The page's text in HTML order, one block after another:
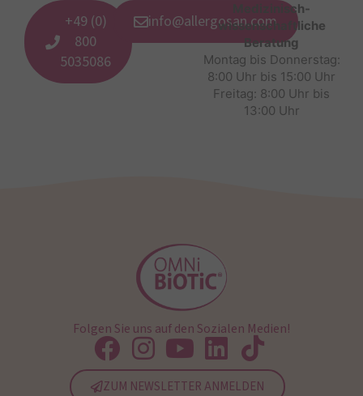
+49 (0)
800
5035086
info@allergosan.com
Medizinisch-
wissenschaftliche
Beratung
Montag bis Donnerstag:
8:00 Uhr bis 15:00 Uhr
Freitag: 8:00 Uhr bis
13:00 Uhr
Folgen Sie uns auf den Sozialen Medien!
ZUM NEWSLETTER ANMELDEN